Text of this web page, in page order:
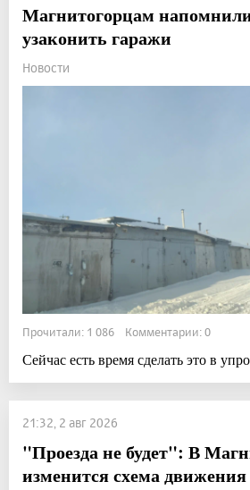
Магнитогорцам
узаконить гаражи
Новости
Прочитали: 1 086 Комментарии: 0
Сейчас есть время сделать это в
21:32, 2 авг 2026
"Проезда не будет": В
изменится схема движения